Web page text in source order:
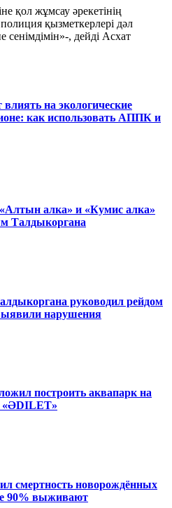
қол жұмсау әрекетінің
полиция қызметкерлері дәл
сенімдімін»-, дейді Асхат
на экологические
как использовать АППК и
алка» и «Кумис алка»
Талдыкоргана
руководил рейдом
нарушения
построить аквапарк на
«ӘDILET»
смертность новорождённых
90% выживают